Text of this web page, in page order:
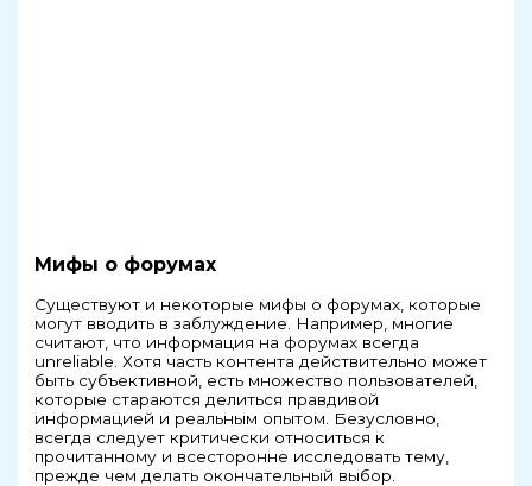
Мифы о форумах
Существуют и некоторые мифы о форумах, которые
могут вводить в заблуждение. Например, многие
считают, что информация на форумах всегда
unreliable. Хотя часть контента действительно может
быть субъективной, есть множество пользователей,
которые стараются делиться правдивой
информацией и реальным опытом. Безусловно,
всегда следует критически относиться к
прочитанному и всесторонне исследовать тему,
прежде чем делать окончательный выбор.